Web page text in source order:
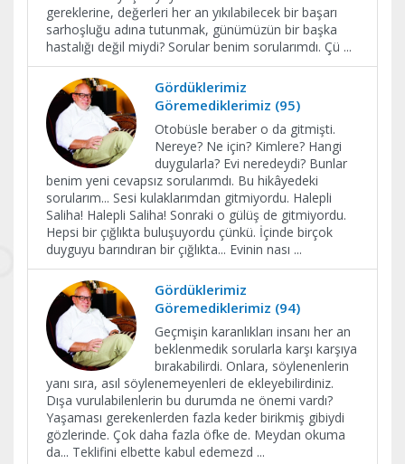
gereklerine, değerleri her an yıkılabilecek bir başarı
sarhoşluğu adına tutunmak, günümüzün bir başka
hastalığı değil miydi? Sorular benim sorularımdı. Çü ...
Gördüklerimiz
Göremediklerimiz (95)
Otobüsle beraber o da gitmişti.
Nereye? Ne için? Kimlere? Hangi
duygularla? Evi neredeydi? Bunlar
benim yeni cevapsız sorularımdı. Bu hikâyedeki
sorularım... Sesi kulaklarımdan gitmiyordu. Halepli
Saliha! Halepli Saliha! Sonraki o gülüş de gitmiyordu.
Hepsi bir çığlıkta buluşuyordu çünkü. İçinde birçok
duyguyu barındıran bir çığlıkta... Evinin nası ...
Gördüklerimiz
Göremediklerimiz (94)
Geçmişin karanlıkları insanı her an
beklenmedik sorularla karşı karşıya
bırakabilirdi. Onlara, söylenenlerin
yanı sıra, asıl söylenemeyenleri de ekleyebilirdiniz.
Dışa vurulabilenlerin bu durumda ne önemi vardı?
Yaşaması gerekenlerden fazla keder birikmiş gibiydi
gözlerinde. Çok daha fazla öfke de. Meydan okuma
da... Teklifini elbette kabul edemezd ...